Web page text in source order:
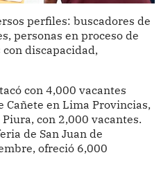
perfiles: buscadores de
personas en proceso de
discapacidad,
con 4,000 vacantes
Cañete en Lima Provincias,
con 2,000 vacantes.
de San Juan de
ofreció 6,000